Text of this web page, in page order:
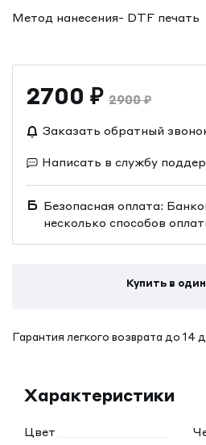
Метод нанесения- DTF печать
2700 ₽ 2900₽
Заказать обратный
Написать в службу
Безопасная оплата:
несколько способов
Купить в
Гарантия легкого возврата до 14
Характеристики
Цвет